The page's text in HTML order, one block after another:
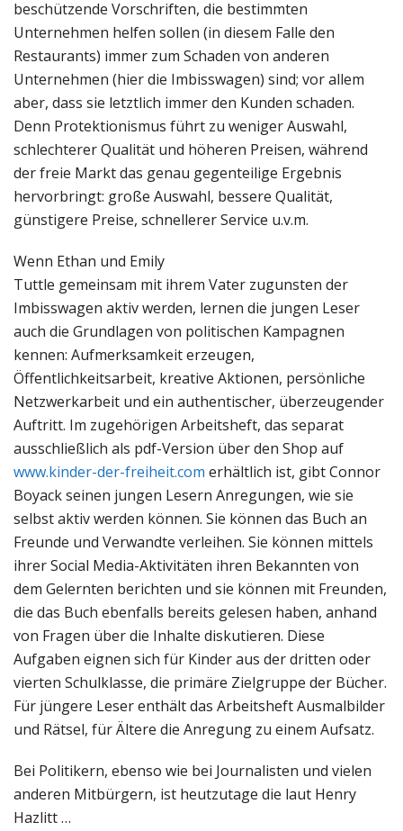
beschützende Vorschriften, die bestimmten
Unternehmen helfen sollen (in diesem Falle den
Restaurants) immer zum Schaden von anderen
Unternehmen (hier die Imbisswagen) sind; vor allem
aber, dass sie letztlich immer den Kunden schaden.
Denn Protektionismus führt zu weniger Auswahl,
schlechterer Qualität und höheren Preisen, während
der freie Markt das genau gegenteilige Ergebnis
hervorbringt: große Auswahl, bessere Qualität,
günstigere Preise, schnellerer Service u.v.m.
Wenn Ethan und Emily
Tuttle gemeinsam mit ihrem Vater zugunsten der
Imbisswagen aktiv werden, lernen die jungen Leser
auch die Grundlagen von politischen Kampagnen
kennen: Aufmerksamkeit erzeugen,
Öffentlichkeitsarbeit, kreative Aktionen, persönliche
Netzwerkarbeit und ein authentischer, überzeugender
Auftritt. Im zugehörigen Arbeitsheft, das separat
ausschließlich als pdf-Version über den Shop auf
www.kinder-der-freiheit.com erhältlich ist, gibt Connor
Boyack seinen jungen Lesern Anregungen, wie sie
selbst aktiv werden können. Sie können das Buch an
Freunde und Verwandte verleihen. Sie können mittels
ihrer Social Media-Aktivitäten ihren Bekannten von
dem Gelernten berichten und sie können mit Freunden,
die das Buch ebenfalls bereits gelesen haben, anhand
von Fragen über die Inhalte diskutieren. Diese
Aufgaben eignen sich für Kinder aus der dritten oder
vierten Schulklasse, die primäre Zielgruppe der Bücher.
Für jüngere Leser enthält das Arbeitsheft Ausmalbilder
und Rätsel, für Ältere die Anregung zu einem Aufsatz.
Bei Politikern, ebenso wie bei Journalisten und vielen
anderen Mitbürgern, ist heutzutage die laut Henry
Hazlitt …